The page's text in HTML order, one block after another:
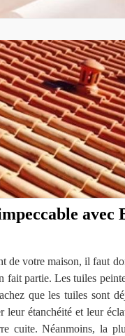
avec
de votre maison, il faut
fait partie. Les tuiles
que les tuiles sont
étanchéité et leur
cuite. Néanmoins, la